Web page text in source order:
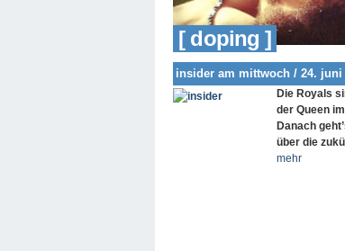
[ doping ]
insider am mittwoch / 24. juni
Die Royals
der Queen
Danach
über die
mehr